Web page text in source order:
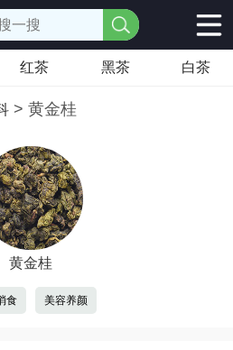
红茶 黑茶 白茶
> 黄金桂
黄金桂
食 美容养颜